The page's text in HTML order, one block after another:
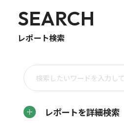
SEARCH
レポート検索
レポートを詳細検索